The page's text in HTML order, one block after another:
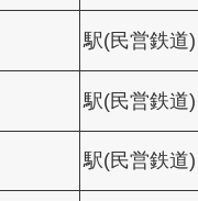
駅(民営鉄道)
駅(民営鉄道)
駅(民営鉄道)